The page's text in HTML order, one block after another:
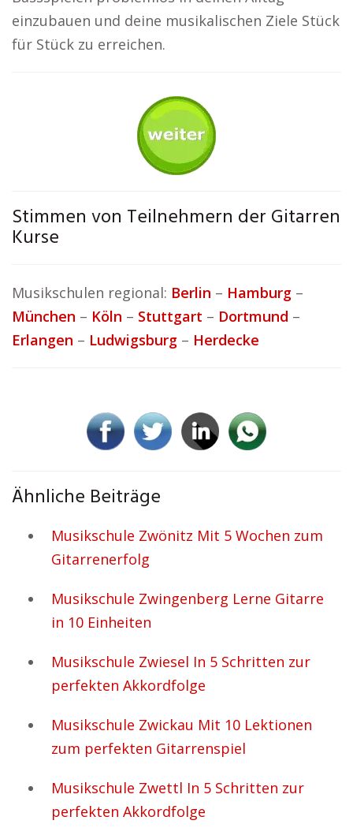
einzubauen und deine musikalischen Ziele Stück
für Stück zu erreichen.
Stimmen von Teilnehmern der Gitarren
Kurse
Musikschulen regional: Berlin – Hamburg –
München – Köln – Stuttgart – Dortmund –
Erlangen – Ludwigsburg – Herdecke
Ähnliche Beiträge
Musikschule Zwönitz Mit 5 Wochen zum
Gitarrenerfolg
Musikschule Zwingenberg Lerne Gitarre
in 10 Einheiten
Musikschule Zwiesel In 5 Schritten zur
perfekten Akkordfolge
Musikschule Zwickau Mit 10 Lektionen
zum perfekten Gitarrenspiel
Musikschule Zwettl In 5 Schritten zur
perfekten Akkordfolge